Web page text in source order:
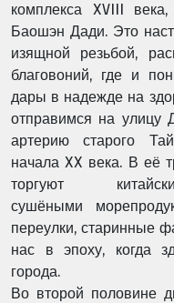
комплекса XVIII
Баошэн Дади. Это
изящной резьбой,
благовоний, где и
дары в надежде на
отправимся на улицу
артерию старого
начала XX века. В её
торгуют
сушёными
переулки, старинные
нас в эпоху, когда
города.
Во второй половине